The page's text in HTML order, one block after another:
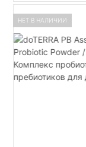
НЕТ В НАЛИЧИИ